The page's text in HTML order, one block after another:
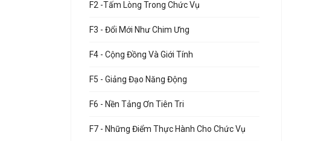
F2 -Tấm Lòng Trong Chức Vụ
F3 - Đổi Mới Như Chim Ưng
F4 - Cộng Đồng Và Giới Tính
F5 - Giảng Đạo Năng Động
F6 - Nền Tảng Ơn Tiên Tri
F7 - Những Điểm Thực Hành Cho Chức Vụ